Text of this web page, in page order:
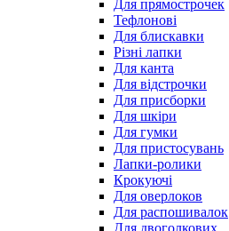
Для прямострочек
Тефлонові
Для блискавки
Різні лапки
Для канта
Для відстрочки
Для присборки
Для шкіри
Для гумки
Для пристосувань
Лапки-ролики
Крокуючі
Для оверлоков
Для распошивалок
Для двоголкових